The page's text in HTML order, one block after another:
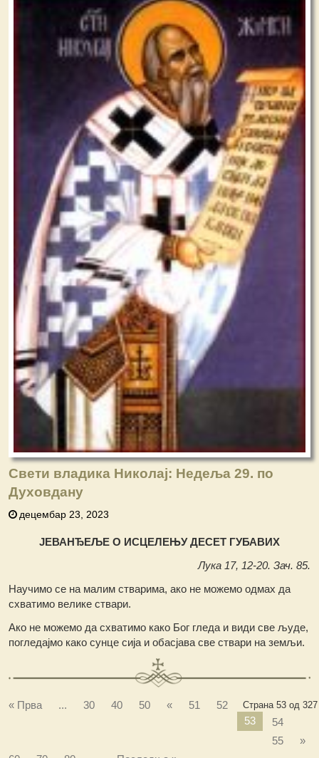
Свети владика Николај: Недеља 29. по
Духовдану
децембар 23, 2023
ЈЕВАНЂЕЉЕ О ИСЦЕЛЕЊУ ДЕСЕТ ГУБАВИХ
Лука 17, 12-20. Зач. 85.
Научимо се на малим стварима, ако не можемо одмах да
схватимо велике ствари.
Ако не можемо да схватимо како Бог гледа и види све људе,
погледајмо како сунце сија и обасјава све ствари на земљи.
Страна 53 од 327
« Прва ... 30 40 50 « 51
52
53
54
55
»